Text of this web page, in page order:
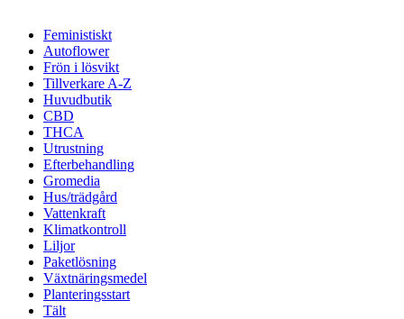
Feministiskt
Autoflower
Frön i lösvikt
Tillverkare A-Z
Huvudbutik
CBD
THCA
Utrustning
Efterbehandling
Gromedia
Hus/trädgård
Vattenkraft
Klimatkontroll
Liljor
Paketlösning
Växtnäringsmedel
Planteringsstart
Tält